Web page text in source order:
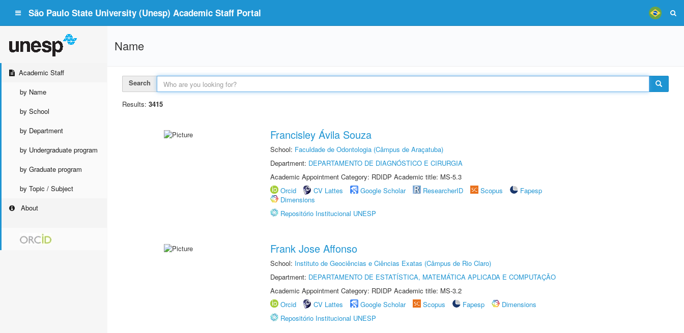
São Paulo State University (Unesp) Academic Staff Portal
Academic Staff
by Name
by School
by Department
by Undergraduate program
by Graduate program
by Topic / Subject
About
Name
Search
Results: 3415
Francisley Ávila Souza
School: Faculdade de Odontologia (Câmpus de Araçatuba)
Department: DEPARTAMENTO DE DIAGNÓSTICO E CIRURGIA
Academic Appointment Category: RDIDP Academic title: MS-5.3
Orcid
CV Lattes Google Scholar ResearcherID Scopus
Fapesp
Dimensions
Repositório Institucional UNESP
Frank Jose Affonso
School: Instituto de Geociências e Ciências Exatas (Câmpus de Rio Claro)
Department: DEPARTAMENTO DE ESTATÍSTICA, MATEMÁTICA APLICADA E COMPUTAÇÃO
Academic Appointment Category: RDIDP Academic title: MS-3.2
Orcid
CV Lattes Google Scholar Scopus Fapesp
Dimensions
Repositório Institucional UNESP